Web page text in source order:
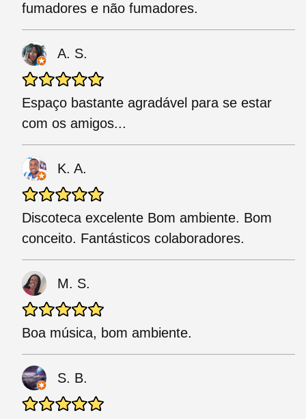
fumadores e não fumadores.
A. S.
Espaço bastante agradável para se estar
com os amigos...
K. A.
Discoteca excelente Bom ambiente. Bom
conceito. Fantásticos colaboradores.
M. S.
Boa música, bom ambiente.
S. B.